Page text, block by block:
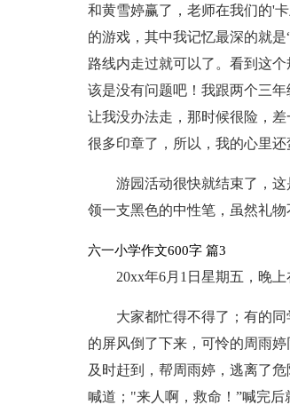
和黄雪婷赢了，老师在我们的'
的游戏，其中我记忆最深的就
路线内走过就可以了。看到这
该是没有问题吧！我跟两个三
让我没办法走，那时候很险，
很多印章了，所以，我的心里还
游园活动很快就结束了，
领一支黑色的中性笔，虽然礼
六一小学作文600字 篇3
20xx年6月1日星期五，晚
大家都忙得不得了；有的
的屏风倒了下来，可怜的周雨
及时赶到，帮周雨婷，逃离了
喊道；"来人啊，救命！”喊完后